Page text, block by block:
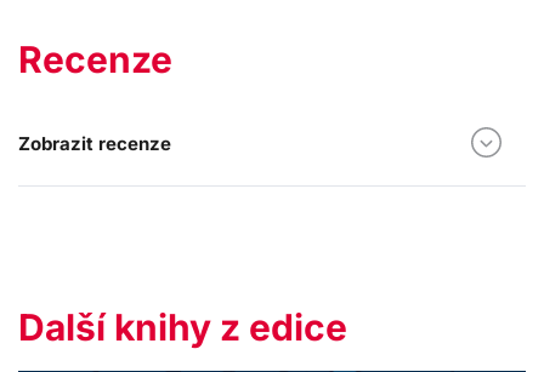
Recenze
Zobrazit recenze
Další knihy z edice